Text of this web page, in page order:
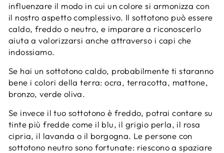
influenzare il modo in cui un colore si armonizza con
il nostro aspetto complessivo. Il sottotono può essere
caldo, freddo o neutro, e imparare a riconoscerlo
aiuta a valorizzarsi anche attraverso i capi che
indossiamo.
Se hai un sottotono caldo, probabilmente ti staranno
bene i colori della terra: ocra, terracotta, mattone,
bronzo, verde oliva.
Se invece il tuo sottotono è freddo, potrai contare su
tinte più fredde come il blu, il grigio perla, il rosa
cipria, il lavanda o il borgogna. Le persone con
sottotono neutro sono fortunate: riescono a spaziare